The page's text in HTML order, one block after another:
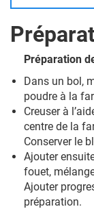
Préparation
Dans un bol,
poudre à la
Creuser à
centre de la
Conserver le
Ajouter
fouet,
Ajouter
préparation.